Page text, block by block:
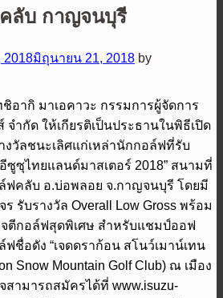
ลับ กาญจนบุรี
2018มิถุนายน 21, 2018 by
อากิ มาเอคาวะ กรรมการผู้จัดการ
ำกัด ให้เกียรติเป็นประธานในพิธีเปิด
วัลชนะเลิศแก่เหล่านักกอล์ฟที่รับ
ซูซุไทยแลนด์มาสเตอร์ 2018” สนามที่
คลับ อ.บ่อพลอย จ.กาญจนบุรี โดยมี
รับรางวัล Overall Low Gross พร้อม
ตีกอล์ฟสุดพิเศษ สำหรับแชมป์ออฟ
ชื่อดัง “เจดดราก้อน สโนว์เมาน์เทน
Snow Mountain Golf Club) ณ เมือง
สามารถสมัครได้ที่ www.isuzu-